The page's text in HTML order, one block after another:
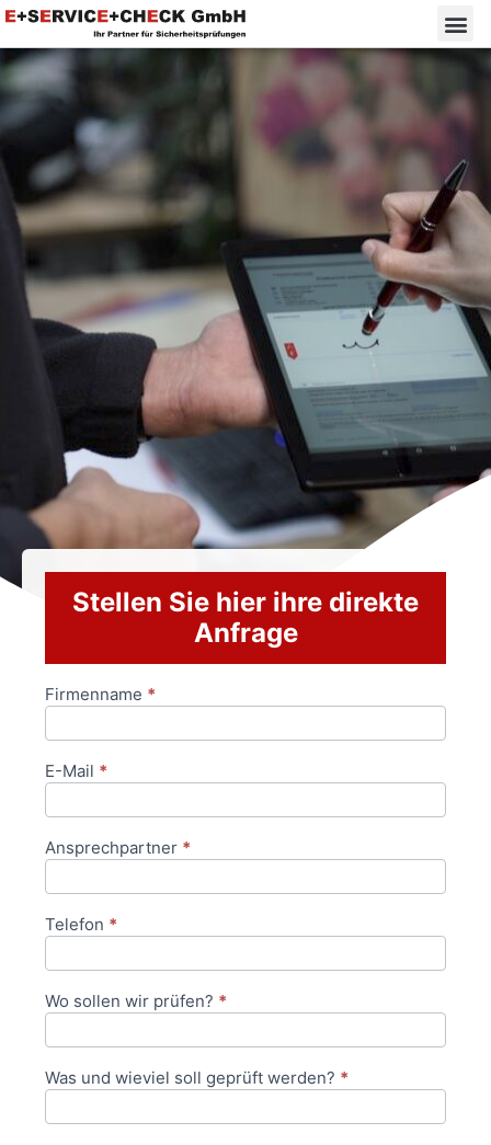
Stellen Sie hier ihre direkte
Anfrage
Anfrageformular
Firmenname *
E-Mail *
Ansprechpartner *
Telefon *
Wo sollen wir prüfen? *
Was und wieviel soll geprüft werden? *